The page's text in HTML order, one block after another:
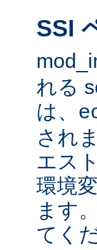
SSI
れる
は、
され
エス
環境
ます
てく